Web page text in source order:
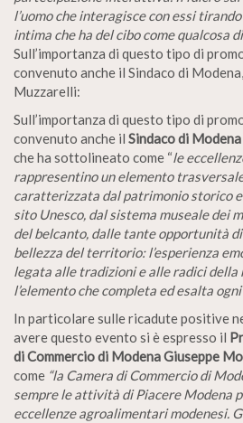
l’uomo che interagisce con essi
intima che ha del cibo come qualcosa
Sull’importanza di questo tipo di
convenuto anche il Sindaco di
Muzzarelli:
Sull’importanza di questo tipo di
convenuto anche il Sindaco di Modena
che ha sottolineato come “le
rappresentino un elemento
caratterizzata dal patrimonio storico
sito Unesco, dal sistema museale dei
del belcanto, dalle tante opportunità
bellezza del territorio: l’esperienza
legata alle tradizioni e alle radici della
l’elemento che completa ed esalta
In particolare sulle ricadute positive
avere questo evento si è espresso il
di Commercio di Modena Giuseppe
come “la Camera di Commercio di
sempre le attività di Piacere Modena
eccellenze agroalimentari modenesi.